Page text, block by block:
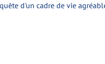
d'un cadre de vie